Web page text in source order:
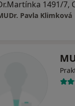
1491/7,
Pavla Klimková